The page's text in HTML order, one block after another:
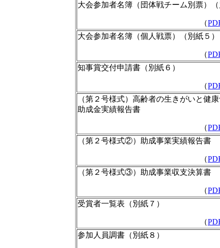
大会参加者名簿（団体戦チーム別票）
（
大会参加者名簿（個人戦票）（別紙５）
（
知事賞交付申請書（別紙６）
（
（第２号様式）高齢者の生きがいと健
助成金実績報告書
（
（第２号様式②）助成事業実績報告書
（
（第２号様式③）助成事業収支決算書
（
受賞者一覧表（別紙７）
（
参加人員調書（別紙８）